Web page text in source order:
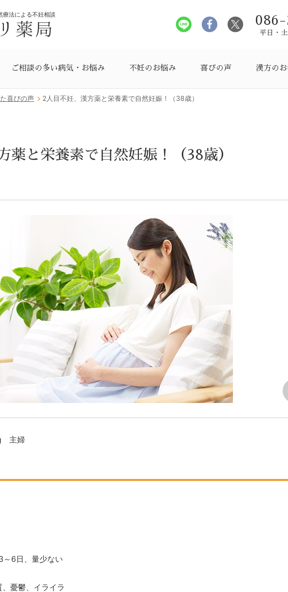
療法による不妊相談
薬局 平日・
ご相談の多い病気・お悩み 不妊のお悩み 喜びの声 漢方の
喜びの声 2人目不妊、漢方薬と栄養素で自然妊娠！（38歳）
薬と栄養素で自然妊娠！（38歳）
主婦
～ 6日、量少ない
憂鬱、イライラ